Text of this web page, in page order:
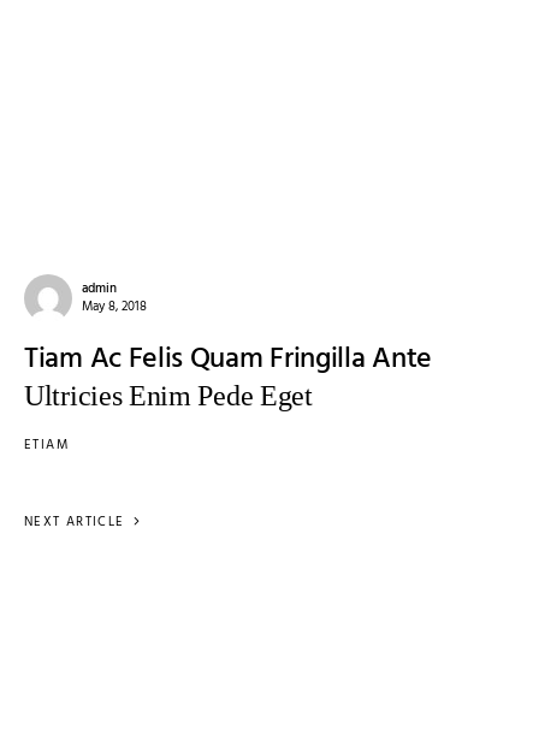
admin
May 8, 2018
Tiam Ac Felis Quam Fringilla Ante
Ultricies Enim Pede Eget
ETIAM
NEXT ARTICLE